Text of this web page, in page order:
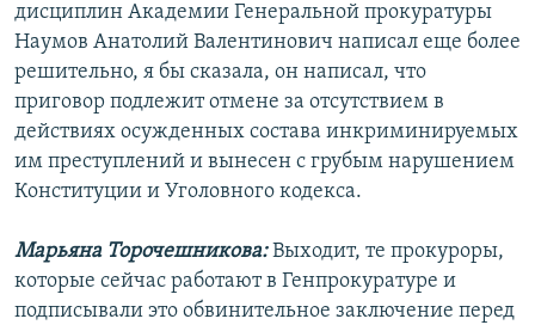
дисциплин Академии Генеральной прокуратуры
Наумов Анатолий Валентинович написал еще более
решительно, я бы сказала, он написал, что
приговор подлежит отмене за отсутствием в
действиях осужденных состава инкриминируемых
им преступлений и вынесен с грубым нарушением
Конституции и Уголовного кодекса.
Марьяна Торочешникова:Выходит, те прокуроры,
которые сейчас работают в Генпрокуратуре и
подписывали это обвинительное заключение перед